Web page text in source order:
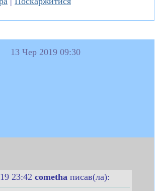
13 Чер 2019 09:30
23:42 cometha писав(ла):